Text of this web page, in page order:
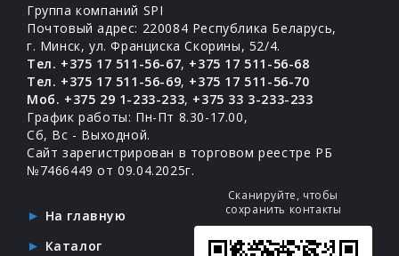
Группа компаний SPI
Почтовый адрес: 220084 Республика Беларусь,
г. Минск, ул. Франциска Скорины, 52/4.
Тел. +375 17 511-56-67, +375 17 511-56-68
Тел. +375 17 511-56-69, +375 17 511-56-70
Моб. +375 29 1-233-233, +375 33 3-233-233
График работы: Пн-Пт 8.30-17.00,
Сб, Вс - Выходной.
Сайт зарегистрирован в торговом реестре РБ
№7466449 от 09.04.2025г.
На главную
Каталог
Сканируйте, чтобы
сохранить контакты